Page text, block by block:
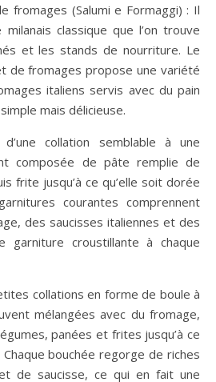
fromages (Salumi e Formaggi) : Il
milanais classique que l’on trouve
et les stands de nourriture. Le
de fromages propose une variété
italiens servis avec du pain
mais délicieuse.
collation semblable à une
composée de pâte remplie de
frite jusqu’à ce qu’elle soit dorée
courantes comprennent
des saucisses italiennes et des
garniture croustillante à chaque
collations en forme de boule à
mélangées avec du fromage,
panées et frites jusqu’à ce
bouchée regorge de riches
de saucisse, ce qui en fait une